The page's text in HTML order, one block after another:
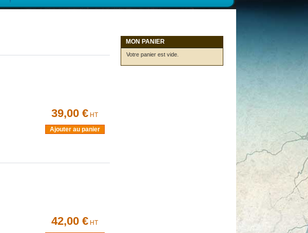
39,00 € HT
Ajouter au panier
42,00 € HT
MON PANIER
Votre panier est vide.